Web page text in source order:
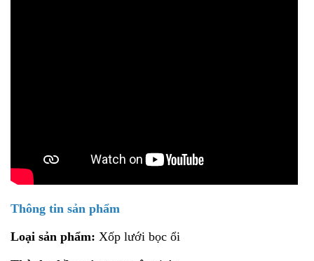
Thông tin sản phẩm
Loại sản phẩm: Xốp lưới bọc ổi